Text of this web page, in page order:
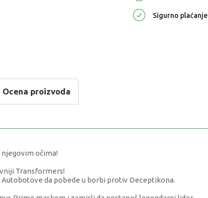
Sigurno plaćanje
Ocena proizvoda
očima!
Transformers!
da pobede u borbi protiv Deceptikona.